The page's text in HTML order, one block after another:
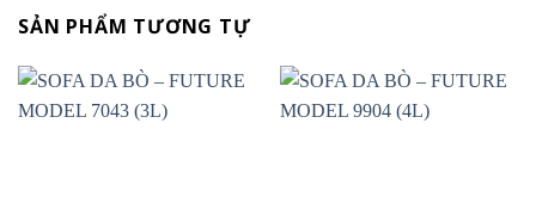
SẢN PHẨM TƯƠNG TỰ